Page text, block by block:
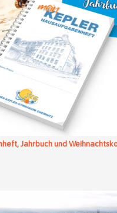
Jahrbuch und